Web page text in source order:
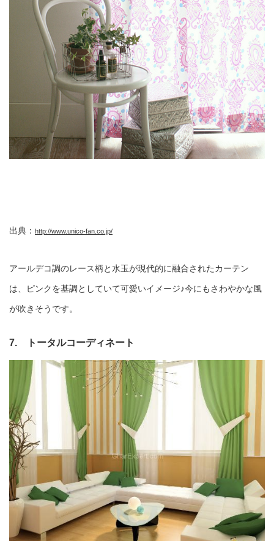
出典： http://www.unico-fan.co.jp/
アールデコ調のレース柄と水玉が現代的に融合されたカーテン
は、ピンクを基調としていて可愛いイメージ♪今にもさわやかな風
が吹きそうです。
7. トータルコーディネート